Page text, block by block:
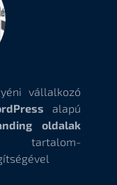
vállalkozó
alapú
oldalak
tartalom-